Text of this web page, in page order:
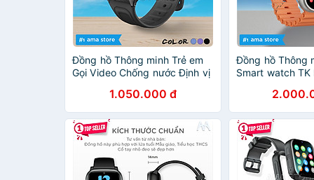
Đồng hồ Thông minh Trẻ em
Gọi Video Chống nước Định vị
Hàng chính hãng
1.050.000 đ
Đồng hồ Thông
Smart watch TK
Lắp Sim Định vị
kết nối Wifi 4G
được Video
tải App FB
Viber Wechat
Game cho Trẻ
Hàng nhập khẩu